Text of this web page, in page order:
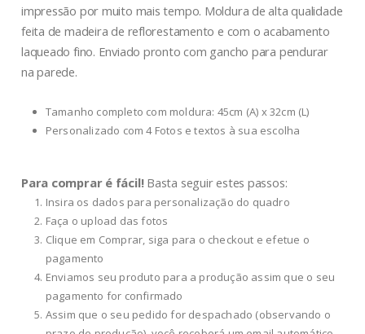
impressão por muito mais tempo. Moldura de alta qualidade
feita de madeira de reflorestamento e com o acabamento
laqueado fino. Enviado pronto com gancho para pendurar
na parede.
Tamanho completo com moldura: 45cm (A) x 32cm (L)
Personalizado com 4 Fotos e textos à sua escolha
Para comprar é fácil!Basta seguir estes passos:
Insira os dados para personalização do quadro
Faça o upload das fotos
Clique em Comprar, siga para o checkout e efetue o
pagamento
Enviamos seu produto para a produção assim que o seu
pagamento for confirmado
Assim que o seu pedido for despachado (observando o